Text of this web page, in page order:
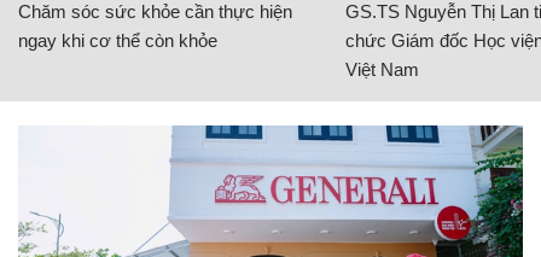
Chăm sóc sức khỏe cần thực hiện
ngay khi cơ thể còn khỏe
GS.TS Nguyễn Thị Lan
chức Giám đốc Học
Việt Nam